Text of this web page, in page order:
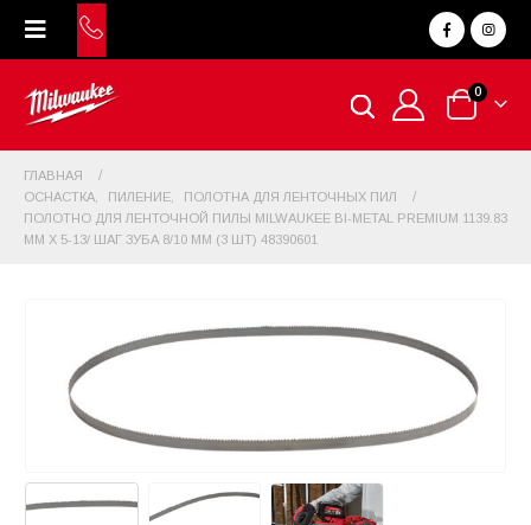
0
ГЛАВНАЯ
ОСНАСТКА
ПИЛЕНИЕ
ПОЛОТНА ДЛЯ ЛЕНТОЧНЫХ ПИЛ
ПОЛОТНО ДЛЯ ЛЕНТОЧНОЙ ПИЛЫ MILWAUKEE BI-METAL PREMIUM 1139.83
ММ X 5-13/ ШАГ ЗУБА 8/10 ММ (3 ШТ) 48390601